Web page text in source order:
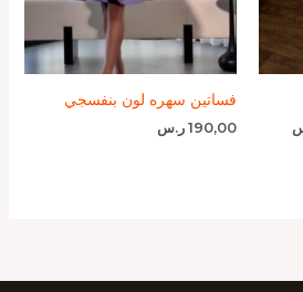
فساتين سهره لون بنفسجي
190,00 ر.س